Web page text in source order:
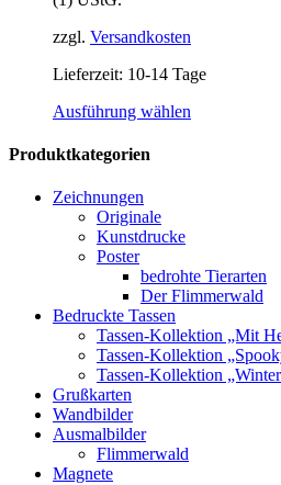
zzgl. Versandkosten
Lieferzeit: 10-14 Tage
Ausführung wählen
können
auf
der
Produktseite
gewählt
werden
Produktkategorien
Zeichnungen
Originale
Kunstdrucke
Poster
bedrohte Tierarten
Der Flimmerwald
Bedruckte Tassen
Tassen-Kollektion „Mit
Tassen-Kollektion
Tassen-Kollektion
Grußkarten
Wandbilder
Ausmalbilder
Flimmerwald
Magnete